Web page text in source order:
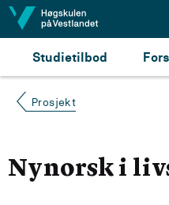
Hopp til innhald
Studietilbod
Prosjekt
Nynorsk i